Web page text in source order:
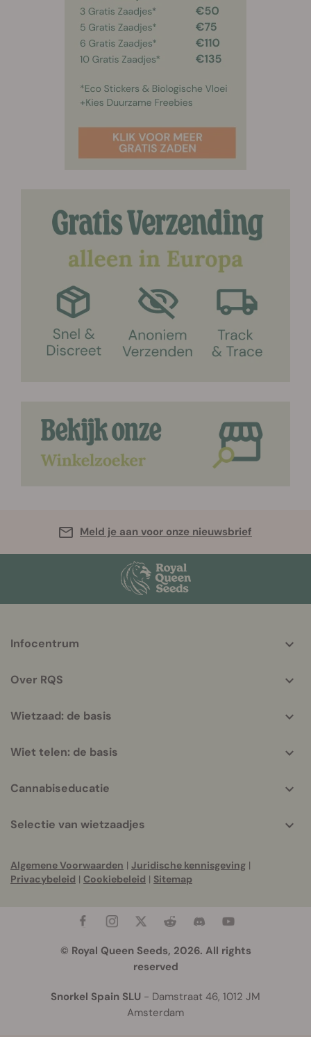
Meld je aan voor onze nieuwsbrief
helpful
Infocentrum
Over RQS
Wietzaad: de basis
Wiet telen: de basis
Cannabiseducatie
Selectie van wietzaadjes
Algemene Voorwaarden | Juridische kennisgeving |
Privacybeleid | Cookiebeleid | Sitemap
© Royal Queen Seeds, 2026. All rights
reserved
Snorkel Spain SLU - Damstraat 46, 1012 JM
Amsterdam